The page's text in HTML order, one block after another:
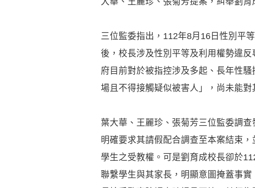
三位監委指出，112年8月16日性別平
後，校長涉及性別平等及利用權勢違
府目前對於被指控涉及多起、長年性
場且不得接觸疑似被害人」，尚未能
葉大華、王麗珍、張菊芳三位監委調
明確要求其請假配合調查至本案結束
學生之受教權。可是劉育成校長卻於
聯繫學生與其家長，明顯意圖掩蓋事